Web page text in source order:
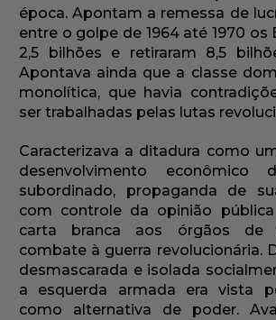
época. Apontam a remessa de
entre o golpe de 1964 até 1970 os
2,5 bilhões e retiraram 8,5
Apontava ainda que a classe
monolítica, que havia
ser trabalhadas pelas lutas
Caracterizava a ditadura como
desenvolvimento econômico
subordinado, propaganda de
com controle da opinião
carta branca aos órgãos de
combate à guerra revolucionária.
desmascarada e isolada
a esquerda armada era vista
como alternativa de poder.